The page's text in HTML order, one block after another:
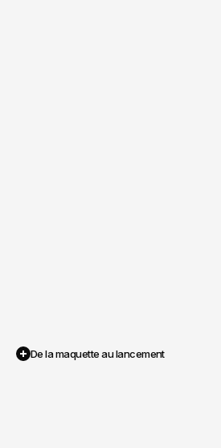
De la maquette au lancement